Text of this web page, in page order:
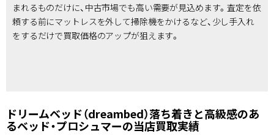
まれるものだけに、中古市場でも高い需要が見込めます。査定を依
頼する前にマットレスを外して掃除機をかけるなど、少し手入れ
をするだけで買取価格のアップが狙えます。
ドリームベッド（dreambed）落ち着きと高級感のあ
るベッド・プロシュマーの当店買取実績